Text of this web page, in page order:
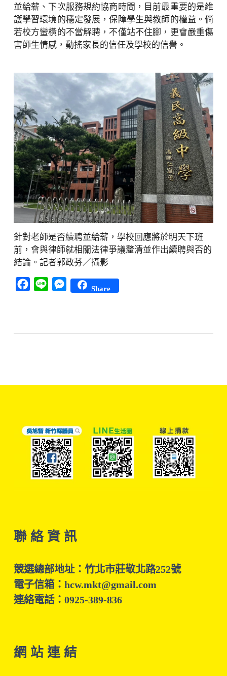
並給薪、下次服務規約協商時間，目前最重要的是維
護學習環境的穩定發展，保障學生與教師的權益。倘
若校方蠻橫的不當解聘，不僅站不住腳，更會嚴重傷
害師生情感，動搖家長的信任及學校的信譽。
針對老師是否續聘並給薪，學校回應將於明天下班
前，會與律師就相關法律爭議釐清並作出續聘與否的
結論。記者郭政芬／攝影
Facebook
Line Messenger
Share
聯 絡 資 訊
競選總部地址：竹北市莊敬北路252號
電子信箱：hcw.mkt@gmail.com
連絡電話：0925-389-836
網 站 連 結